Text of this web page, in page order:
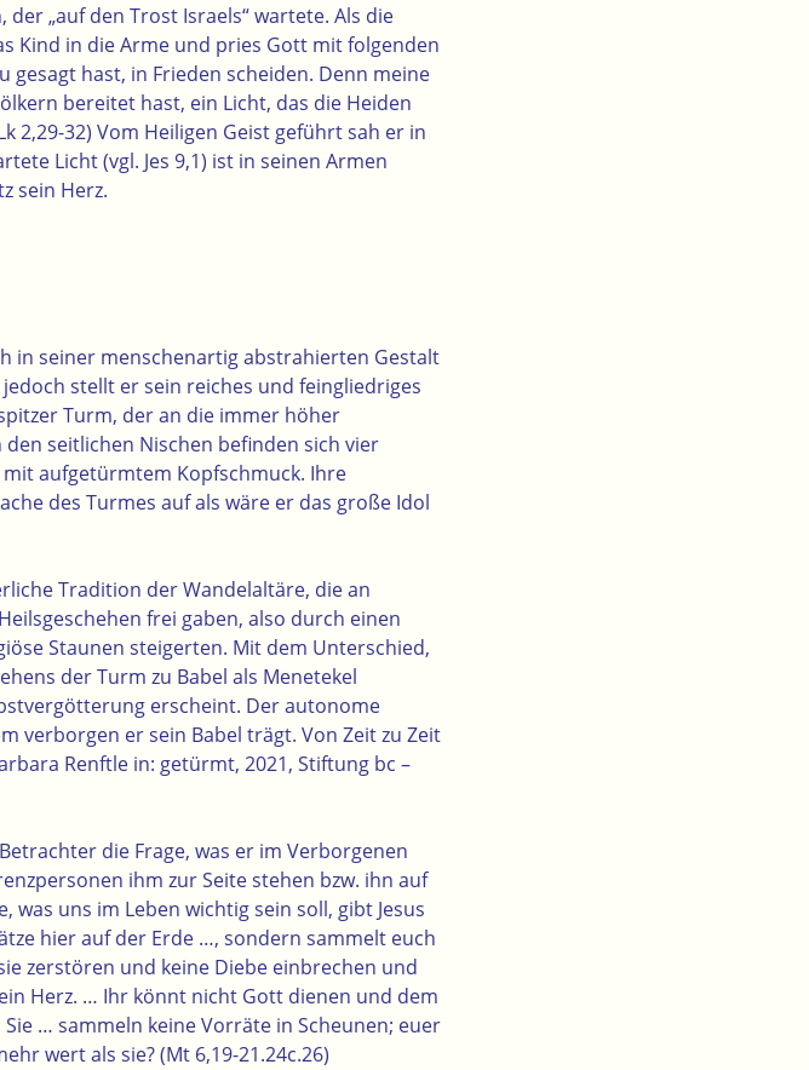
„auf den Trost Israels“ wartete. Als die
Kind in die Arme und pries Gott mit folgenden
gesagt hast, in Frieden scheiden. Denn meine
bereitet hast, ein Licht, das die Heiden
2,29-32) Vom Heiligen Geist geführt sah er in
Licht (vgl. Jes 9,1) ist in seinen Armen
sein Herz.
in seiner menschenartig abstrahierten Gestalt
stellt er sein reiches und feingliedriges
Turm, der an die immer höher
seitlichen Nischen befinden sich vier
aufgetürmtem Kopfschmuck. Ihre
des Turmes auf als wäre er das große Idol
Tradition der Wandelaltäre, die an
frei gaben, also durch einen
Staunen steigerten. Mit dem Unterschied,
der Turm zu Babel als Menetekel
erscheint. Der autonome
verborgen er sein Babel trägt. Von Zeit zu Zeit
Renftle in: getürmt, 2021, Stiftung bc –
die Frage, was er im Verborgenen
ihm zur Seite stehen bzw. ihn auf
was uns im Leben wichtig sein soll, gibt Jesus
hier auf der Erde …, sondern sammelt euch
zerstören und keine Diebe einbrechen und
Herz. … Ihr könnt nicht Gott dienen und dem
… sammeln keine Vorräte in Scheunen; euer
wert als sie? (Mt 6,19-21.24c.26)